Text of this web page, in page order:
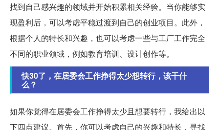
找到自己感兴趣的领域并开始积累相关经验。当你能够实
现盈利后，可以考虑平稳过渡到自己的创业项目。此外，
根据个人的特长和兴趣，也可以考虑一些与工厂工作完全
不同的职业领域，例如教育培训、设计创作等。
快30了，在居委会工作挣得太少想转行，该干什
么？
如果你觉得在居委会工作挣得太少且想要转行，我给出以
下四点建议。首先，你可以考虑自己的兴趣和特长，寻找